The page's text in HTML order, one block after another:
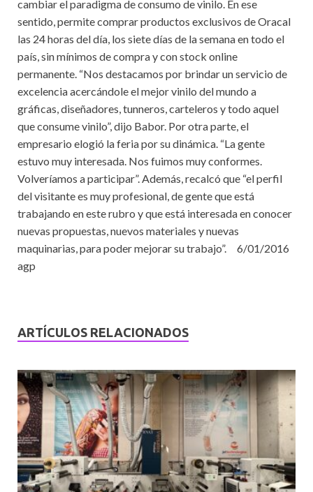
cambiar el paradigma de consumo de vinilo. En ese
sentido, permite comprar productos exclusivos de Oracal
las 24 horas del día, los siete días de la semana en todo el
país, sin mínimos de compra y con stock online
permanente. “Nos destacamos por brindar un servicio de
excelencia acercándole el mejor vinilo del mundo a
gráficas, diseñadores, tunneros, carteleros y todo aquel
que consume vinilo”, dijo Babor. Por otra parte, el
empresario elogió la feria por su dinámica. “La gente
estuvo muy interesada. Nos fuimos muy conformes.
Volveríamos a participar”. Además, recalcó que “el perfil
del visitante es muy profesional, de gente que está
trabajando en este rubro y que está interesada en conocer
nuevas propuestas, nuevos materiales y nuevas
maquinarias, para poder mejorar su trabajo”. 6/01/2016
agp
ARTÍCULOS RELACIONADOS